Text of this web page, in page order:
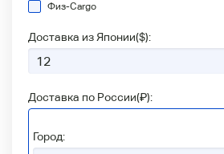
Физ-Сargo
Доставка из Японии($):
Доставка по России(₽):
Город: